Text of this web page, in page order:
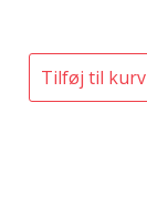
Tilføj til kurv